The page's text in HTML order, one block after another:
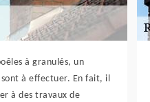
à granulés, un
à effectuer. En fait, il
à des travaux de